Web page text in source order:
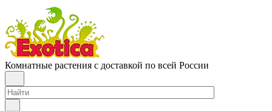
Комнатные растения с доставкой по всей России